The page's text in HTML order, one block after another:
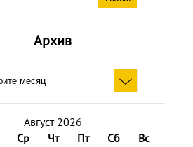
Архив
Август 2026
Ср Чт Пт Сб
Вс